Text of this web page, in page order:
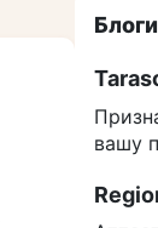
Блоги
вашу